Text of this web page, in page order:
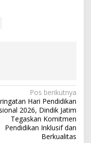
Pos berikutnya
Hari Pendidikan
2026, Dindik Jatim
Tegaskan Komitmen
Pendidikan Inklusif dan
Berkualitas